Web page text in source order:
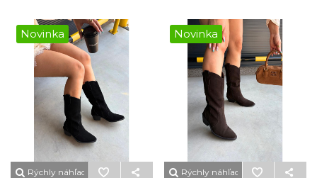
Novinka
Rýchly náhľad
Novinka
Rýchly náhľad